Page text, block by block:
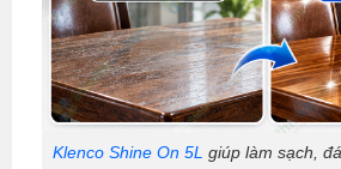
Klenco Shine On 5L giúp làm sạch,